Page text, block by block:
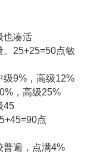
凑活
25+25=50点敏
9%，高级12%
，高级25%
45
点
遍，点满4%